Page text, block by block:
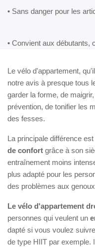
• Sans danger pour les
• Convient aux débutants,
Le vélo d'appartement,
notre avis à presque tous
garder la forme, de
prévention, de tonifier les
des fesses.
La principale différence est
de confort grâce à son
entraînement moins
plus adapté pour les
des problèmes aux
Le vélo d'appartement
personnes qui veulent un
dapté si vous voulez
de type HIIT par exemple.